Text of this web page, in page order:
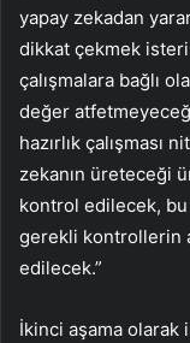
yapay zekadan
dikkat çekmek
çalışmalara bağlı
değer
hazırlık çalışması
zekanın üreteceği
kontrol edilecek, bu
gerekli kontrollerin
edilecek.”
İkinci aşama olarak